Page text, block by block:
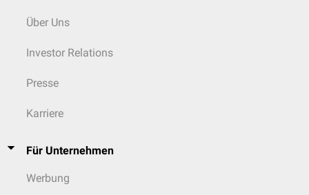
Über Uns
Investor Relations
Presse
Karriere
Für Unternehmen
Werbung